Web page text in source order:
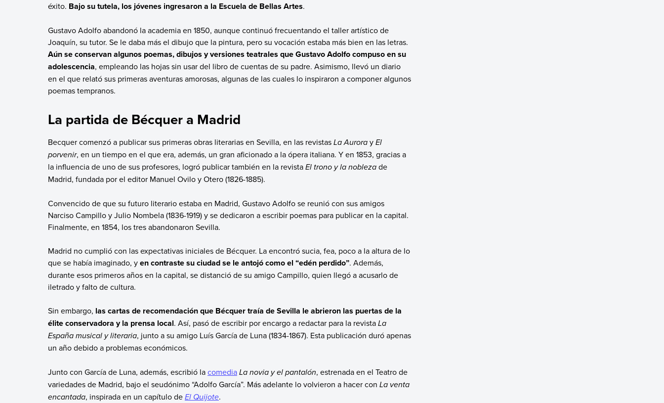
éxito. Bajo su tutela, los jóvenes ingresaron a la Escuela de Bellas Artes.
Gustavo Adolfo abandonó la academia en 1850, aunque continuó frecuentando el taller artístico de
Joaquín, su tutor. Se le daba más el dibujo que la pintura, pero su vocación estaba más bien en las letras.
Aún se conservan algunos poemas, dibujos y versiones teatrales que Gustavo Adolfo compuso en su
adolescencia, empleando las hojas sin usar del libro de cuentas de su padre. Asimismo, llevó un diario
en el que relató sus primeras aventuras amorosas, algunas de las cuales lo inspiraron a componer algunos
poemas tempranos.
La partida de Bécquer a Madrid
Becquer comenzó a publicar sus primeras obras literarias en Sevilla, en las revistasLa AurorayEl
porvenir, en un tiempo en el que era, además, un gran aficionado a la ópera italiana. Y en 1853, gracias a
la influencia de uno de sus profesores, logró publicar también en la revistaEl trono y la noblezade
Madrid, fundada por el editor Manuel Ovilo y Otero (1826-1885).
Convencido de que su futuro literario estaba en Madrid, Gustavo Adolfo se reunió con sus amigos
Narciso Campillo y Julio Nombela (1836-1919) y se dedicaron a escribir poemas para publicar en la capital.
Finalmente, en 1854, los tres abandonaron Sevilla.
Madrid no cumplió con las expectativas iniciales de Bécquer. La encontró sucia, fea, poco a la altura de lo
que se había imaginado, yen contraste su ciudad se le antojó como el “edén perdido”. Además,
durante esos primeros años en la capital, se distanció de su amigo Campillo, quien llegó a acusarlo de
iletrado y falto de cultura.
Sin embargo, las cartas de recomendación que Bécquer traía de Sevilla le abrieron las puertas de la
élite conservadora y la prensa local. Así, pasó de escribir por encargo a redactar para la revistaLa
España musical y literaria, junto a su amigo Luís García de Luna (1834-1867). Esta publicación duró apenas
un año debido a problemas económicos.
Junto con García de Luna, además, escribió lacomediaLa novia y el pantalón, estrenada en el Teatro de
variedades de Madrid, bajo el seudónimo “Adolfo García”. Más adelante lo volvieron a hacer con La venta
encantada, inspirada en un capítulo deEl Quijote.